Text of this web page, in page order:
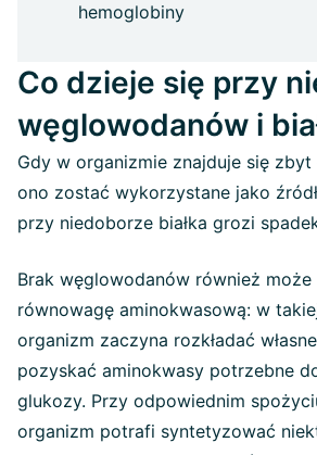
hemoglobiny
Co dzieje się przy
węglowodanów i
Gdy w organizmie znajduje się zbyt
ono zostać wykorzystane jako
przy niedoborze białka grozi
Brak węglowodanów również może
równowagę aminokwasową: w
organizm zaczyna rozkładać
pozyskać aminokwasy potrzebne
glukozy. Przy odpowiednim
organizm potrafi syntetyzować